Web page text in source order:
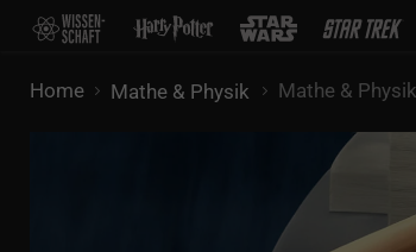
Home Mathe & Physik Mathe &